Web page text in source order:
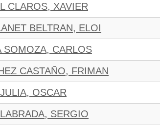
CLAROS, XAVIER
BELTRAN, ELOI
SOMOZA, CARLOS
CASTAÑO, FRIMAN
OSCAR
SERGIO